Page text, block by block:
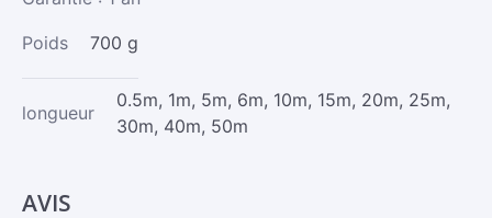
Poids 700 g
longueur
0.5m, 1m, 5m, 6m, 10m, 15m, 20m, 25m,
30m, 40m, 50m
AVIS